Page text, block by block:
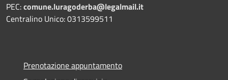
PEC:comune.luragoderba@legalmail.it
Centralino Unico: 0313599511
Prenotazione appuntamento